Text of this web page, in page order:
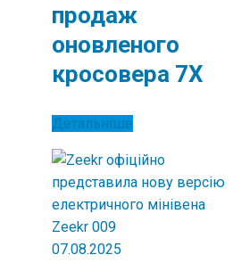
продаж
оновленого
кросовера 7X
Детальніше
07.08.2025